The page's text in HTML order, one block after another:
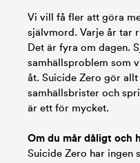
Vi vill få fler att göra
självmord. Varje år tar
Det är fyra om dagen.
samhällsproblem som
åt. Suicide Zero gör
samhällsbrister och
är ett för mycket.
Om du mår dåligt och
Suicide Zero har ingen